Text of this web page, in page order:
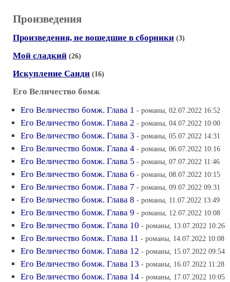
Произведения
Произведения, не вошедшие в сборники (3)
Мой сладкий (26)
Искупление Санди (16)
Его Величество бомж
Его Величество бомж. Глава 1 - романы, 02.07.2022 16:52
Его Величество бомж. Глава 2 - романы, 04.07.2022 10:00
Его Величество бомж. Глава 3 - романы, 05.07.2022 14:31
Его Величество бомж. Глава 4 - романы, 06.07.2022 10:16
Его Величество бомж. Глава 5 - романы, 07.07.2022 11:46
Его Величество бомж. Глава 6 - романы, 08.07.2022 10:15
Его Величество бомж. Глава 7 - романы, 09.07.2022 09:31
Его Величество бомж. Глава 8 - романы, 11.07.2022 13:49
Его Величество бомж. Глава 9 - романы, 12.07.2022 10:08
Его Величество бомж. Глава 10 - романы, 13.07.2022 10:26
Его Величество бомж. Глава 11 - романы, 14.07.2022 10:08
Его Величество бомж. Глава 12 - романы, 15.07.2022 09:54
Его Величество бомж. Глава 13 - романы, 16.07.2022 11:28
Его Величество бомж. Глава 14 - романы, 17.07.2022 10:05